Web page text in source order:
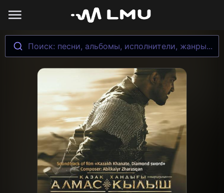
Поиск: песни, альбомы, исполнители, жанры...